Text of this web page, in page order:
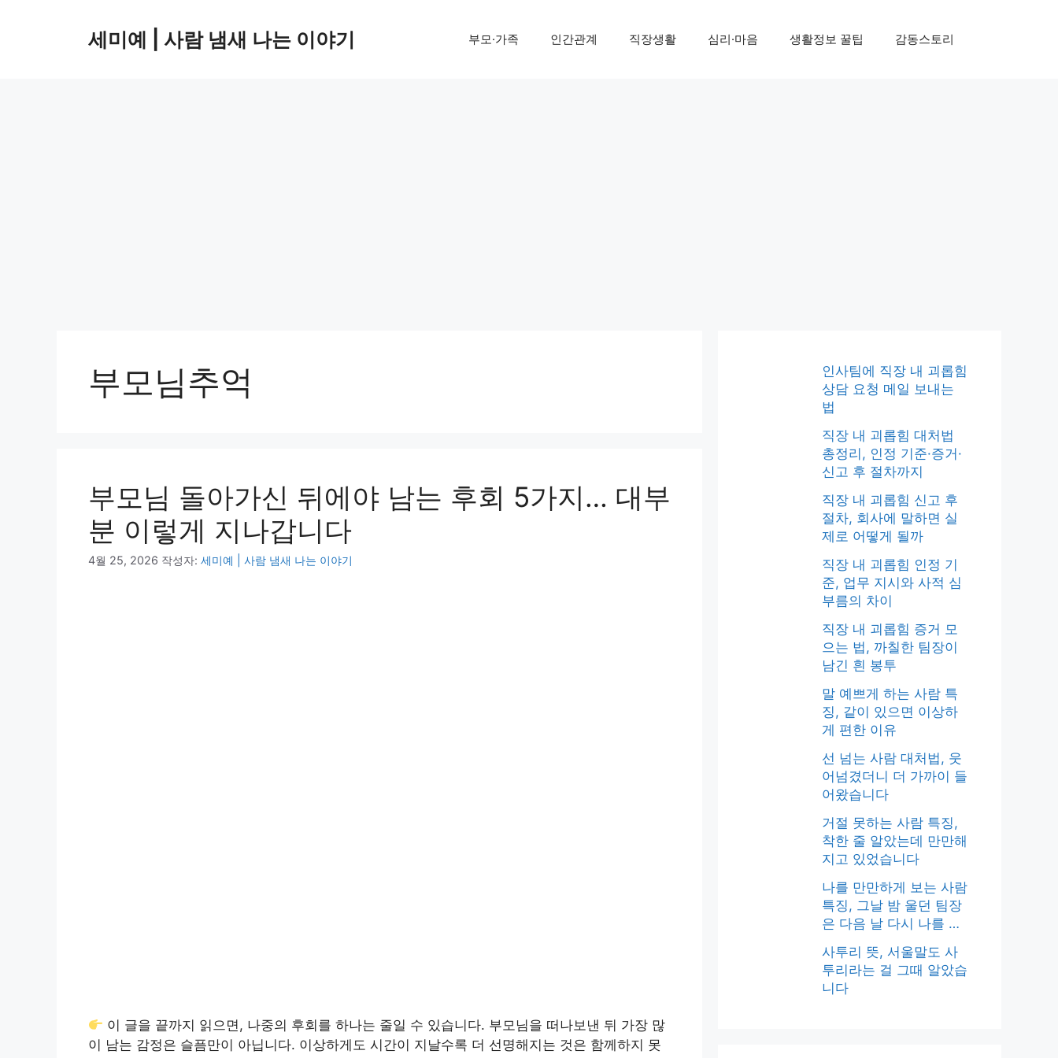
세미예 | 사람 냄새 나는 이야기 부모·가족 인간관계 직장생활 심리·마음 생활정보 꿀팁 감동스토리
부모님추억
부모님 돌아가신 뒤에야 남는 후회 5가지… 대부
분 이렇게 지나갑니다
4월 25, 2026 작성자: 세미예 | 사람 냄새 나는 이야기
이 글을 끝까지 읽으면, 나중의 후회를 하나는 줄일 수 있습니다. 부모님을 떠나보낸 뒤 가장 많
이 남는 감정은 슬픔만이 아닙니다. 이상하게도 시간이 지날수록 더 선명해지는 것은 함께하지 못
인사팀에 직장 내 괴롭힘
상담 요청 메일 보내는
법
직장 내 괴롭힘 대처법
총정리, 인정 기준·증거·
신고 후 절차까지
직장 내 괴롭힘 신고 후
절차, 회사에 말하면 실
제로 어떻게 될까
직장 내 괴롭힘 인정 기
준, 업무 지시와 사적 심
부름의 차이
직장 내 괴롭힘 증거 모
으는 법, 까칠한 팀장이
남긴 흰 봉투
말 예쁘게 하는 사람 특
징, 같이 있으면 이상하
게 편한 이유
선 넘는 사람 대처법, 웃
어넘겼더니 더 가까이 들
어왔습니다
거절 못하는 사람 특징,
착한 줄 알았는데 만만해
지고 있었습니다
나를 만만하게 보는 사람
특징, 그날 밤 울던 팀장
은 다음 날 다시 나를 닦
사투리 뜻, 서울말도 사
투리라는 걸 그때 알았습
니다